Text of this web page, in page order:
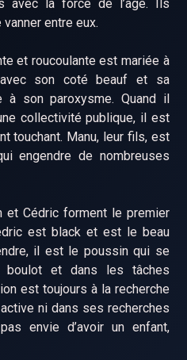
avec la force de l’âge. Ils
entre eux.
et roucoulante est mariée à
son coté beauf et sa
à son paroxysme. Quand il
collectivité publique, il est
touchant. Manu, leur fils, est
engendre de nombreuses
et Cédric forment le premier
est black et est le beau
il est le poussin qui se
et dans les tâches
est toujours à la recherche
ni dans ses recherches
envie d’avoir un enfant,